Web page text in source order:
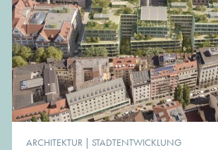
ARCHITEKTUR | STADTENTWICKLUNG